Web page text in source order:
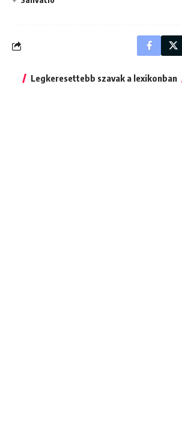
Legkeresettebb szavak a lexikonban